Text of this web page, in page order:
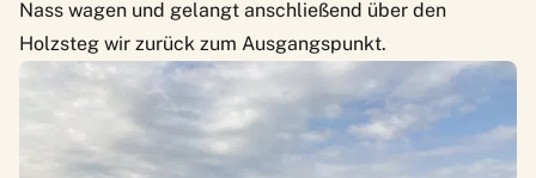
Nass wagen und gelangt anschließend über den
Holzsteg wir zurück zum Ausgangspunkt.